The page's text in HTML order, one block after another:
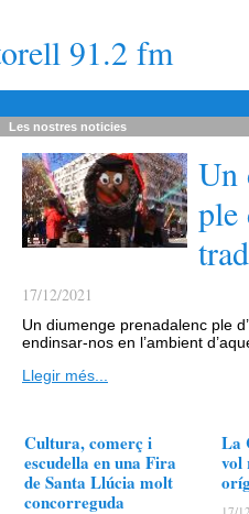
91.2 fm
Les nostres noticies
Un
ple
17/12/2021
Un diumenge prenadalenc ple
endinsar-nos en l’ambient
Llegir més...
Cultura, comerç i
escudella en una Fira
de Santa Llúcia molt
concorreguda
La
vol